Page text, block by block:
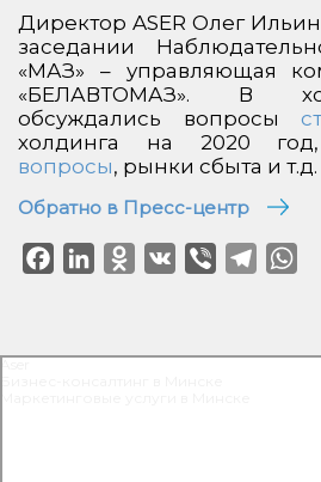
Директор ASER Олег
заседании
«МАЗ» – управляющая
«БЕЛАВТОМАЗ». В
обсуждались вопросы
холдинга на 2020
вопросы, рынки сбыта и т.д.
Обратно в Пресс-центр
FacebookLinkedInOdnoklassniki
VK Viber